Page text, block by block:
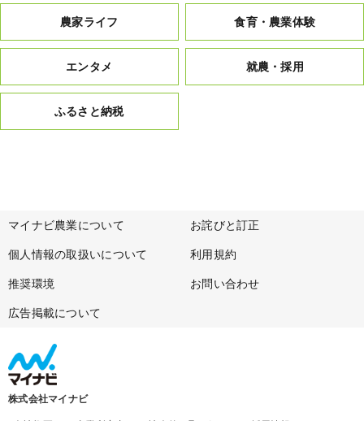
農家ライフ 食育・農業体験
エンタメ 就農・採用
ふるさと納税
マイナビ農業について お詫びと訂正
個人情報の取扱いについて 利用規約
推奨環境 お問い合わせ
広告掲載について
株式会社マイナビ